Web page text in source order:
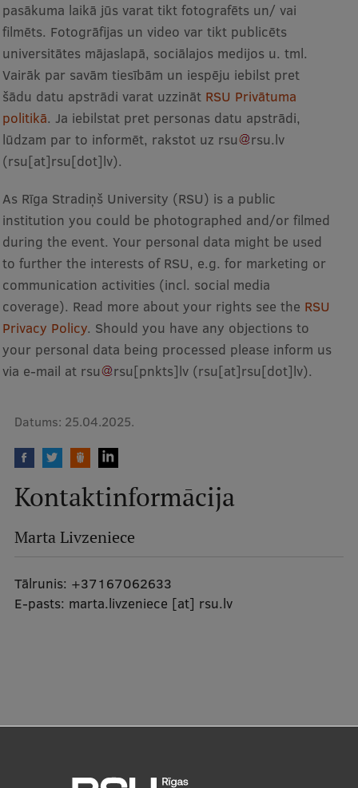
EATRIS koordinators Latvijā
pasākuma laikā jūs varat tikt fotografēts un/ vai
filmēts. Fotogrāfijas un video var tikt publicēts
universitātes mājaslapā, sociālajos medijos u. tml.
Vairāk par savām tiesībām un iespēju iebilst pret
šādu datu apstrādi varat uzzināt RSU Privātuma
politikā. Ja iebilstat pret personas datu apstrādi,
lūdzam par to informēt, rakstot uz rsu rsu.lv
(rsu[at]rsu[dot]lv).
As Rīga Stradiņš University (RSU) is a public
institution you could be photographed and/or filmed
during the event. Your personal data might be used
to further the interests of RSU, e.g. for marketing or
communication activities (incl. social media
coverage). Read more about your rights see the RSU
Privacy Policy. Should you have any objections to
your personal data being processed please inform us
via e-mail at rsu rsu[pnkts]lv (rsu[at]rsu[dot]lv).
Datums: 25.04.2025.
Kontaktinformācija
Marta Livzeniece
Tālrunis: +37167062633
E-pasts: marta.livzeniece [at] rsu.lv